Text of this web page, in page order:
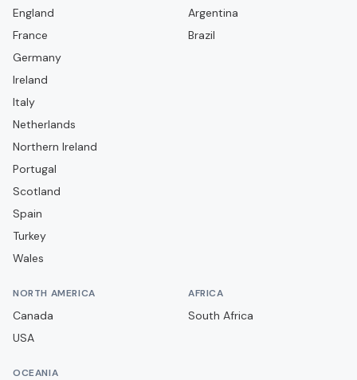
Borussia Mönchengladbach
Dynamo Dresden
Energie Cottbus
Erzgebirge Aue
FC Augsburg
England
France
Germany
Ireland
Italy
Netherlands
Northern Ireland
Portugal
Scotland
Spain
Turkey
Wales
Argentina
Brazil
NORTH AMERICA
Canada
USA
AFRICA
South Africa
OCEANIA